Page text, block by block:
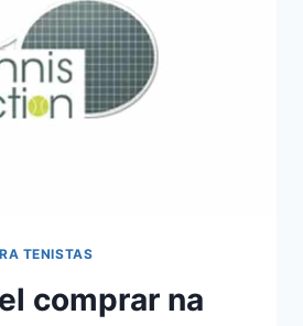
TENISTAS
comprar na